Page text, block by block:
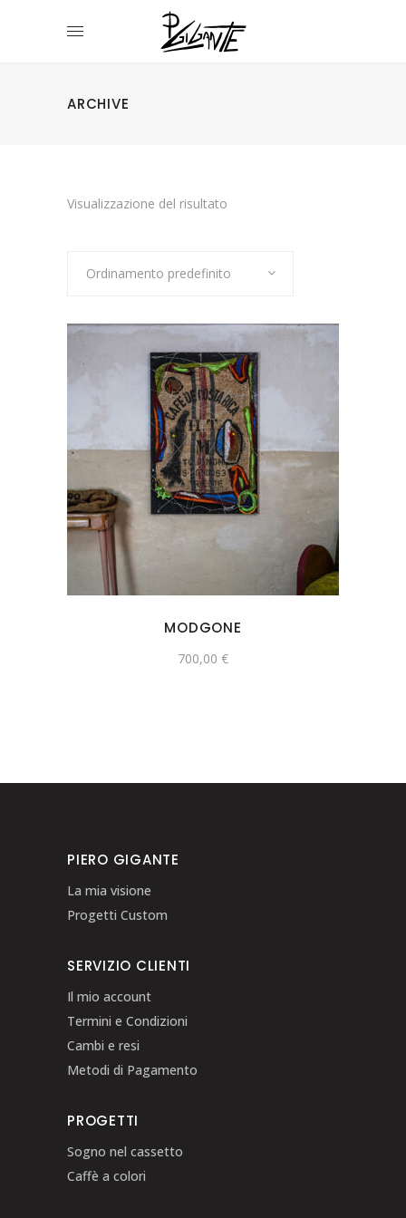
ARCHIVE
Visualizzazione del risultato
Ordinamento predefinito
MODGONE
700,00 €
PIERO GIGANTE
La mia visione
Progetti Custom
SERVIZIO CLIENTI
Il mio account
Termini e Condizioni
Cambi e resi
Metodi di Pagamento
PROGETTI
Sogno nel cassetto
Caffè a colori